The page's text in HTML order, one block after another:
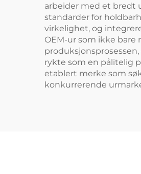
arbeider med et bredt
standarder for
virkelighet, og
OEM-ur som ikke
rykte som en pålitelig
etablert merke som
konkurrerende